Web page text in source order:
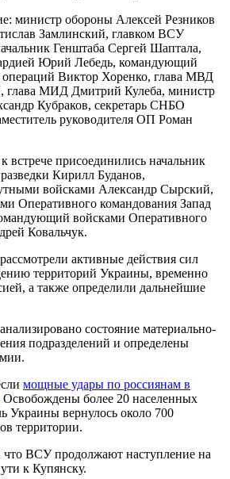
министр обороны Алексей Резников
Замлинский, главком ВСУ
Генштаба Сергей Шаптала,
Юрий Лебедь, командующий
Виктор Хоренко, глава МВД
глава МИД Дмитрий Кулеба, министр
Кубраков, секретарь СНБО
руководителя ОП Роман
встрече присоединились начальник
Кирилл Буданов,
войсками Александр Сырский,
Оперативного командования Запад
войсками Оперативного
Ковальчук.
активные действия сил
территорий Украины, временно
а также определили дальнейшие
состояние материально-
подразделений и определены
мощные удары по россиянам в
Освобождены более 20 населенных
Украины вернулось около 700
территории.
что ВСУ продолжают наступление на
к Купянску.